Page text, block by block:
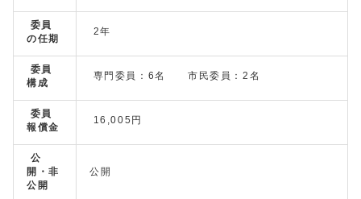
委員
の任期
2年
委員
構成
専門委員：6名 市民委員：2名
委員
報償金
16,005円
公
開・非
公開
公開